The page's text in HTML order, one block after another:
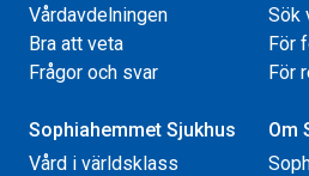
Vårdavdelningen
Bra att veta
Frågor och svar
Sök
För
För
Sophiahemmet Sjukhus
Vård i världsklass
Om